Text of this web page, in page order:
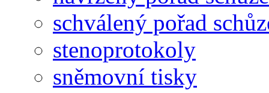
schválený pořad
stenoprotokoly
sněmovní tisky